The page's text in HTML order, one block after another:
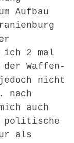
Aufbau
ich 2 mal
der Waffen-
nicht
nach
auch
politische
als